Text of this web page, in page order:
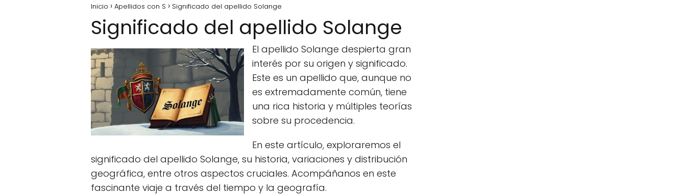
Inicio Apellidos con S Significado del apellido Solange
Significado del apellido Solange
El apellido Solange despierta gran
interés por su origen y significado.
Este es un apellido que, aunque no
es extremadamente común, tiene
una rica historia y múltiples teorías
sobre su procedencia.
En este artículo, exploraremos el
significado del apellido Solange, su historia, variaciones y distribución
geográfica, entre otros aspectos cruciales. Acompáñanos en este
fascinante viaje a través del tiempo y la geografía.